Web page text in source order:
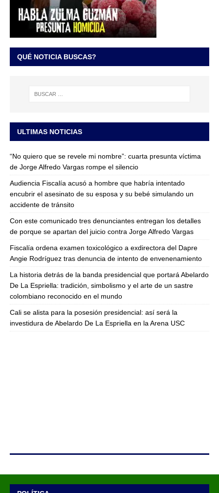
QUÉ NOTICIA BUSCAS?
ULTIMAS NOTICIAS
“No quiero que se revele mi nombre”: cuarta presunta víctima
de Jorge Alfredo Vargas rompe el silencio
Audiencia Fiscalía acusó a hombre que habría intentado
encubrir el asesinato de su esposa y su bebé simulando un
accidente de tránsito
Con este comunicado tres denunciantes entregan los detalles
de porque se apartan del juicio contra Jorge Alfredo Vargas
Fiscalía ordena examen toxicológico a exdirectora del Dapre
Angie Rodríguez tras denuncia de intento de envenenamiento
La historia detrás de la banda presidencial que portará Abelardo
De La Espriella: tradición, simbolismo y el arte de un sastre
colombiano reconocido en el mundo
Cali se alista para la posesión presidencial: así será la
investidura de Abelardo De La Espriella en la Arena USC